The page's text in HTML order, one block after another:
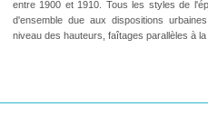
entre 1900 et 1910. Tous les styles de
d'ensemble due aux dispositions
niveau des hauteurs, faîtages parallèles à